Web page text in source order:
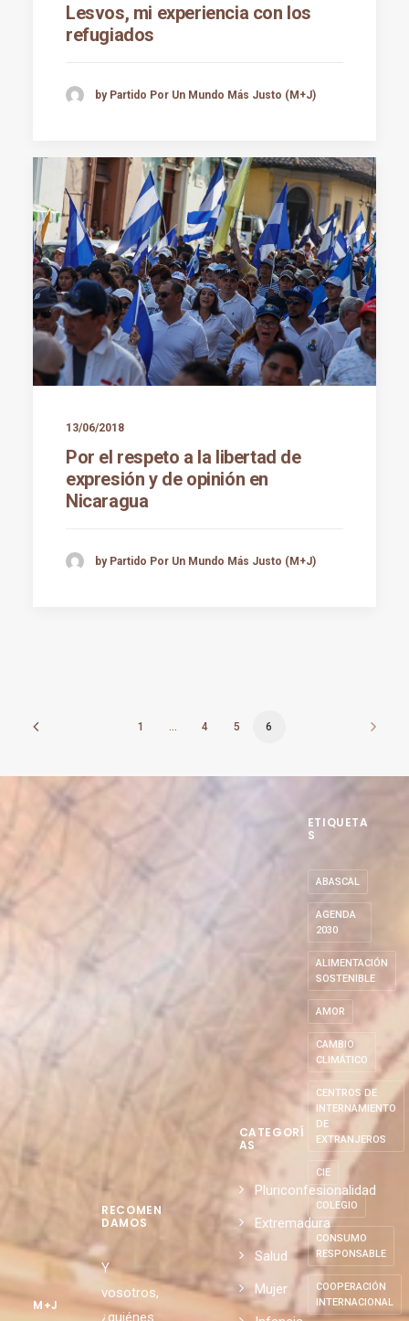
Lesvos, mi experiencia con los
refugiados
by Partido Por Un Mundo Más Justo (M+J)
13/06/2018
Por el respeto a la libertad de
expresión y de opinión en
Nicaragua
by Partido Por Un Mundo Más Justo (M+J)
1 … 4 5 6
M+J
RECOMEN
DAMOS
Y
vosotros,
¿quiénes
CATEGORÍ
AS
Pluriconfesionalidad
Extremadura
Salud
Mujer
ETIQUETA
S
ABASCAL
AGENDA
2030
ALIMENTACIÓN
SOSTENIBLE
AMOR
CAMBIO
CLIMÁTICO
CENTROS DE
INTERNAMIENTO
DE
EXTRANJEROS
CIE
COLEGIO
CONSUMO
RESPONSABLE
COOPERACIÓN
INTERNACIONAL